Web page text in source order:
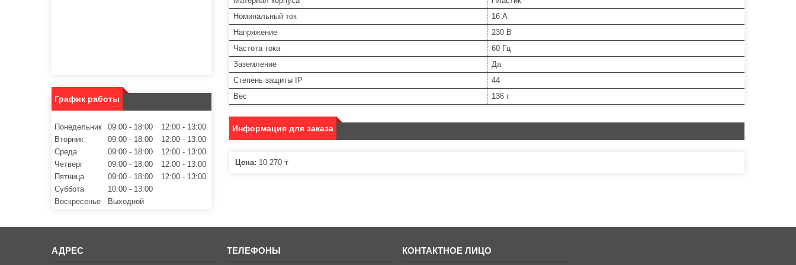
Номинальный ток
16 А
Напряжение
230 В
Частота тока
60 Гц
Заземление
Да
Степень защиты IP
44
Вес
136 г
Информация для заказа
Цена: 10 270 ₸
График работы
Понедельник 09:00 18:00 12:00
13:00
Вторник
09:00 18:00 12:00
13:00
Среда
09:00 18:00 12:00
13:00
Четверг
09:00 18:00 12:00
13:00
Пятница
09:00 18:00 12:00
13:00
Суббота
10:00
13:00
Воскресенье
Выходной